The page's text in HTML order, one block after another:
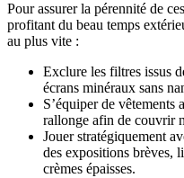
Pour assurer la pérennité de
profitant du beau temps
au plus vite :
Exclure les filtres issus
écrans minéraux sans
S’équiper de
rallonge afin de couvrir
Jouer stratégiquement
des expositions brèves,
crèmes épaisses.